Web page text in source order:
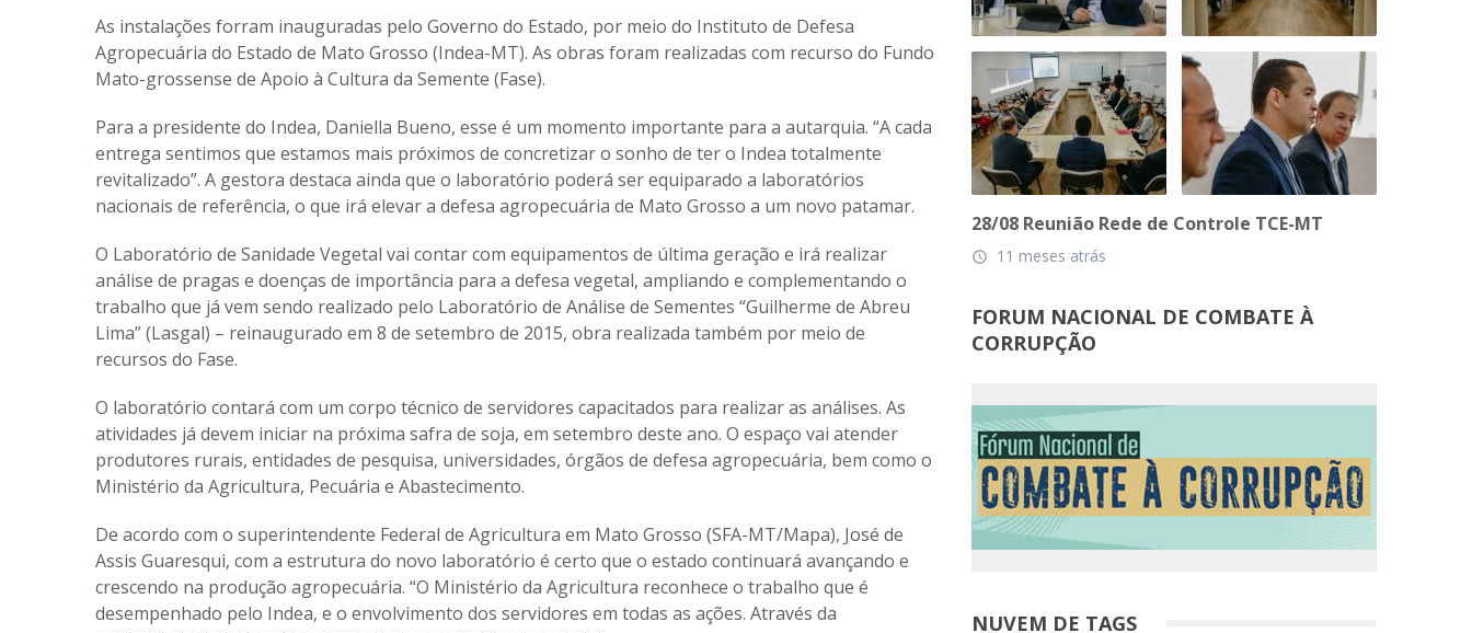
As instalações forram inauguradas pelo Governo do Estado, por meio do Instituto de Defesa
Agropecuária do Estado de Mato Grosso (Indea-MT). As obras foram realizadas com recurso do Fundo
Mato-grossense de Apoio à Cultura da Semente (Fase).
Para a presidente do Indea, Daniella Bueno, esse é um momento importante para a autarquia. “A cada
entrega sentimos que estamos mais próximos de concretizar o sonho de ter o Indea totalmente
revitalizado”. A gestora destaca ainda que o laboratório poderá ser equiparado a laboratórios
nacionais de referência, o que irá elevar a defesa agropecuária de Mato Grosso a um novo patamar.
O Laboratório de Sanidade Vegetal vai contar com equipamentos de última geração e irá realizar
análise de pragas e doenças de importância para a defesa vegetal, ampliando e complementando o
trabalho que já vem sendo realizado pelo Laboratório de Análise de Sementes “Guilherme de Abreu
Lima” (Lasgal) – reinaugurado em 8 de setembro de 2015, obra realizada também por meio de
recursos do Fase.
O laboratório contará com um corpo técnico de servidores capacitados para realizar as análises. As
atividades já devem iniciar na próxima safra de soja, em setembro deste ano. O espaço vai atender
produtores rurais, entidades de pesquisa, universidades, órgãos de defesa agropecuária, bem como o
Ministério da Agricultura, Pecuária e Abastecimento.
De acordo com o superintendente Federal de Agricultura em Mato Grosso (SFA-MT/Mapa), José de
Assis Guaresqui, com a estrutura do novo laboratório é certo que o estado continuará avançando e
crescendo na produção agropecuária. “O Ministério da Agricultura reconhece o trabalho que é
desempenhado pelo Indea, e o envolvimento dos servidores em todas as ações. Através da
28/08 Reunião Rede de Controle TCE-MT
access_time 11 meses atrás
FORUM NACIONAL DE COMBATE À
CORRUPÇÃO
NUVEM DE TAGS